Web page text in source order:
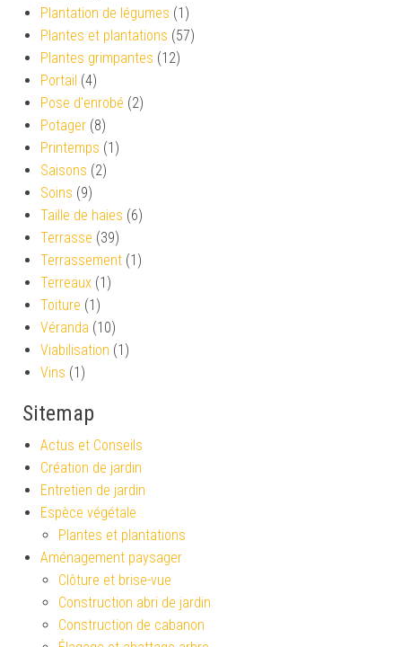
Plantation de légumes (1)
Plantes et plantations (57)
Plantes grimpantes (12)
Portail (4)
Pose d'enrobé (2)
Potager (8)
Printemps (1)
Saisons (2)
Soins (9)
Taille de haies (6)
Terrasse (39)
Terrassement (1)
Terreaux (1)
Toiture (1)
Véranda (10)
Viabilisation (1)
Vins (1)
Sitemap
Actus et Conseils
Création de jardin
Entretien de jardin
Espèce végétale
Plantes et plantations
Aménagement paysager
Clôture et brise-vue
Construction abri de jardin
Construction de cabanon